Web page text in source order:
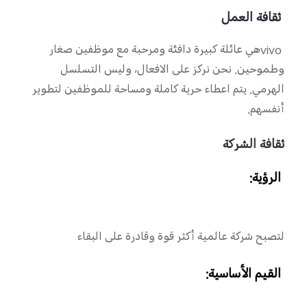
ثقافة العمل
هي عائلة كبيرة دافئة ومرحبة مع موظفين صغار
وطموحين. نحن نركز على الافعال، وليس التسلسل
الهرمي. يتم اعطاء حرية كاملة ومساحة للموظفين لتطوير
أنفسهم.
ثقافة الشركة
الرؤية:
لتصبح شركة عالمية أكثر قوة وقادرة على البقاء
القيم الأساسية: